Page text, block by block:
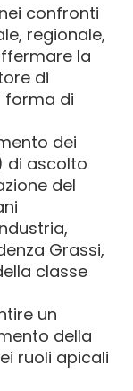
nei confronti
regionale,
la
di
forma di
dei
di ascolto
del
Grassi,
classe
un
della
ruoli apicali